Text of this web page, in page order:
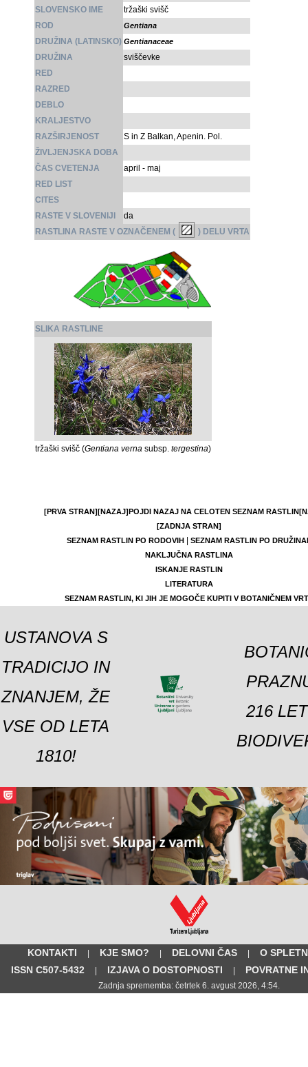
SLOVENSKO IME
tržaški svišč
ROD
Gentiana
DRUŽINA (LATINSKO) Gentianaceae
DRUŽINA
sviščevke
RED
RAZRED
DEBLO
KRALJESTVO
RAZŠIRJENOST
S in Z Balkan, Apenin. Pol.
ŽIVLJENJSKA DOBA
ČAS CVETENJA
april - maj
RED LIST
CITES
RASTE V SLOVENIJI
da
RASTLINA RASTE V OZNAČENEM (
) DELU VRTA
SLIKA RASTLINE
tržaški svišč (Gentiana verna subsp. tergestina)
[PRVA STRAN][NAZAJ]POJDI NAZAJ NA CELOTEN SEZNAM RASTLIN
[ZADNJA STRAN]
SEZNAM RASTLIN PO RODOVIH|
SEZNAM RASTLIN PO
NAKLJUČNA RASTLINA
ISKANJE RASTLIN
LITERATURA
SEZNAM RASTLIN, KI JIH JE MOGOČE KUPITI V BOTANIČNEM
USTANOVA S
TRADICIJO IN
ZNANJEM, ŽE
VSE OD LETA
1810!
216
KONTAKTI | KJE SMO? | DELOVNI ČAS |
O
ISSN C507-5432
| IZJAVA O DOSTOPNOSTI | POVRATNE
Zadnja sprememba: četrtek 6. avgust 2026, 4:54.